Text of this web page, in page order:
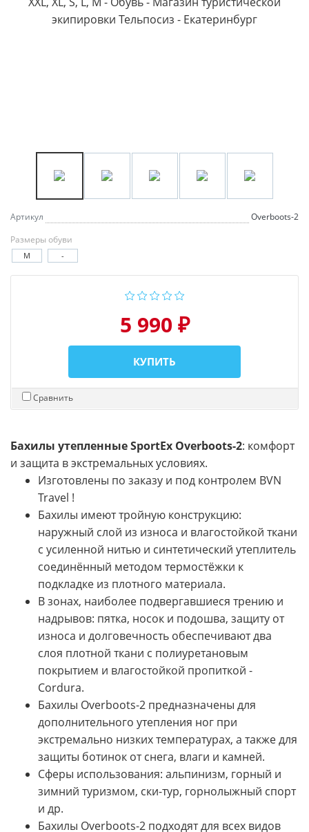
Артикул
Overboots-2
Размеры обуви
M -
5 990 ₽
КУПИТЬ
Сравнить
Бахилы утепленные SportEx Overboots-2: комфорт
и защита в экстремальных условиях.
Изготовлены по заказу и под контролем BVN
Travel !
Бахилы имеют тройную конструкцию:
наружный слой из износа и влагостойкой ткани
с усиленной нитью и синтетический утеплитель
соединённый методом термостёжки к
подкладке из плотного материала.
В зонах, наиболее подвергавшиеся трению и
надрывов: пятка, носок и подошва, защиту от
износа и долговечность обеспечивают два
слоя плотной ткани c полиуретановым
покрытием и влагостойкой пропиткой -
Cordura.
Бахилы Overboots-2 предназначены для
дополнительного утепления ног при
экстремально низких температурах, а также для
защиты ботинок от снега, влаги и камней.
Сферы использования: альпинизм, горный и
зимний туризмом, ски-тур, горнолыжный спорт
и др.
Бахилы Overboots-2 подходят для всех видов